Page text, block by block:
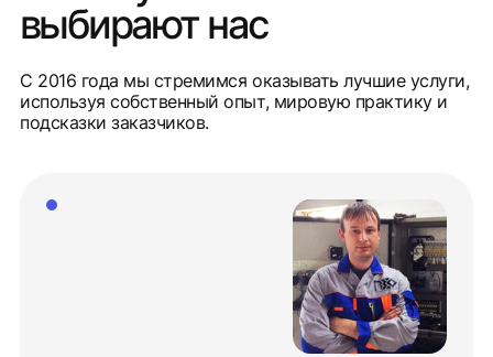
выбирают нас
С 2016 года мы стремимся оказывать лучшие услуги,
используя собственный опыт, мировую практику и
подсказки заказчиков.